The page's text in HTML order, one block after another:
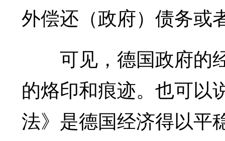
外偿还（政府）债务或
可见，德国政府的
的烙印和痕迹。也可以
法》是德国经济得以平